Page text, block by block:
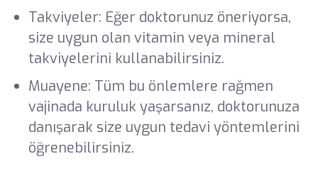
Takviyeler: Eğer doktorunuz öneriyorsa,
size uygun olan vitamin veya mineral
takviyelerini kullanabilirsiniz.
Muayene: Tüm bu önlemlere rağmen
vajinada kuruluk yaşarsanız, doktorunuza
danışarak size uygun tedavi yöntemlerini
öğrenebilirsiniz.